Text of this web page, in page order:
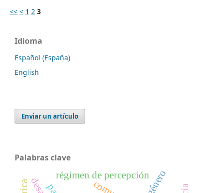
<< < 1 2 3
Idioma
Español (España)
English
Enviar un artículo
Palabras clave
régimen de percepción